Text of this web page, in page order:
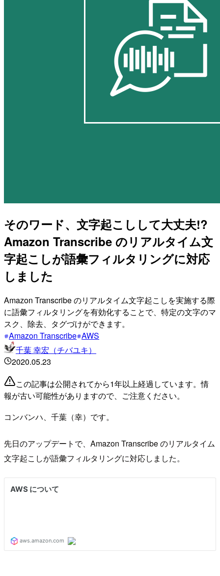
そのワード、文字起こしして大丈夫!?
Amazon Transcribe のリアルタイム文
字起こしが語彙フィルタリングに対応
しました
Amazon Transcribe のリアルタイム文字起こしを実施する際
に語彙フィルタリングを有効化することで、特定の文字のマ
スク、除去、タグづけができます。
Amazon Transcribe AWS
千葉 幸宏（チバユキ）
2020.05.23
この記事は公開されてから1年以上経過しています。情
報が古い可能性がありますので、ご注意ください。
コンバンハ、千葉（幸）です。
先日のアップデートで、Amazon Transcribe のリアルタイム
文字起こしが語彙フィルタリングに対応しました。